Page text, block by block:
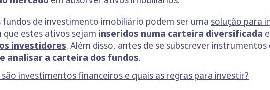
fundos de investimento imobiliário podem ser uma solução para
estes ativos sejam inseridos numa carteira diversificada
investidores. Além disso, antes de se subscrever
analisar a carteira dos fundos.
são investimentos financeiros e quais as regras para investir?